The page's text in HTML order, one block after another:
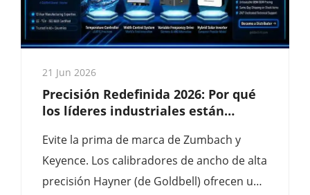
21 Jun 2026
Precisión Redefinida 2026: Por qué
los líderes industriales están
ancho Hayner
Evite la prima de marca de Zumbach y
Keyence. Los calibradores de ancho de alta
precisión Hayner (de Goldbell) ofrecen una